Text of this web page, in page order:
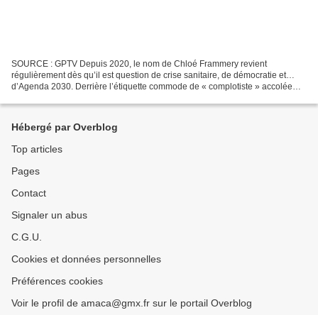
SOURCE : GPTV Depuis 2020, le nom de Chloé Frammery revient
régulièrement dès qu’il est question de crise sanitaire, de démocratie et…
d’Agenda 2030. Derrière l’étiquette commode de « complotiste » accolée
Hébergé par Overblog
Top articles
Pages
Contact
Signaler un abus
C.G.U.
Cookies et données personnelles
Préférences cookies
Voir le profil de amaca@gmx.fr sur le portail Overblog